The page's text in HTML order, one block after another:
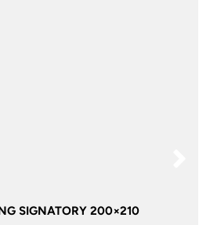
SIGNATORY 200×210